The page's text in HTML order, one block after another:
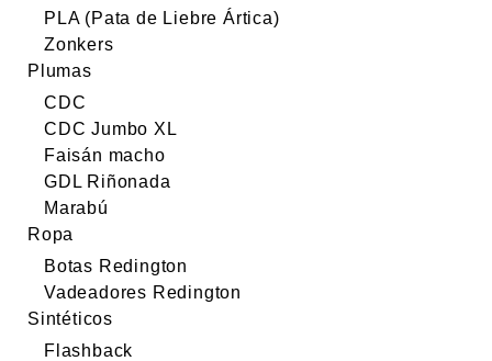
PLA (Pata de Liebre Ártica)
Zonkers
Plumas
CDC
CDC Jumbo XL
Faisán macho
GDL Riñonada
Marabú
Ropa
Botas Redington
Vadeadores Redington
Sintéticos
Flashback